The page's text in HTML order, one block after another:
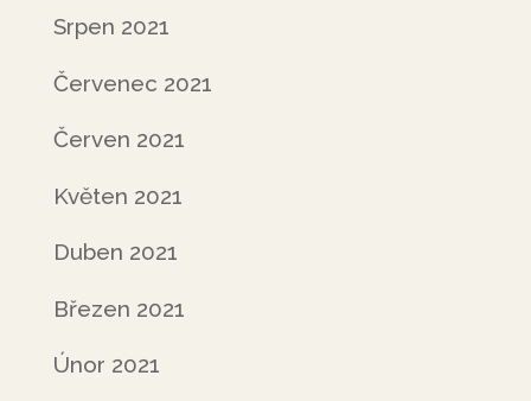
Srpen 2021
Červenec 2021
Červen 2021
Květen 2021
Duben 2021
Březen 2021
Únor 2021